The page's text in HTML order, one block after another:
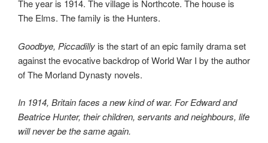
The year is 1914. The village is Northcote. The house is
The Elms. The family is the Hunters.
Goodbye, Piccadilly is the start of an epic family drama set
against the evocative backdrop of World War I by the author
of The Morland Dynasty novels.
In 1914, Britain faces a new kind of war. For Edward and
Beatrice Hunter, their children, servants and neighbours, life
will never be the same again.